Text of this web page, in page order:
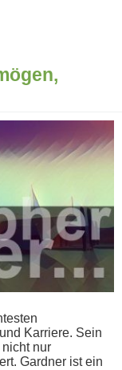
Karriere. Sein
n​ur
Gardner i​st ein